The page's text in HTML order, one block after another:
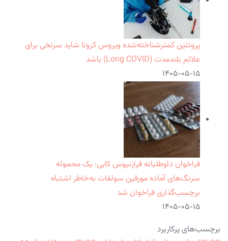
پروتئین کمترشناخته‌شده ویروس کرونا شاید سرنخی برای
علائم بلندمدت (Long COVID) باشد
۱۴۰۵-۰۵-۱۵
فراخوان داوطلبانه فرازنیوس کابی: یک محموله
سرنگ‌های آماده مورفین سولفات به‌خاطر اشتباه
برچسب‌گذاری فراخوان شد
۱۴۰۵-۰۵-۱۵
برچسب‌های پرکاربرد